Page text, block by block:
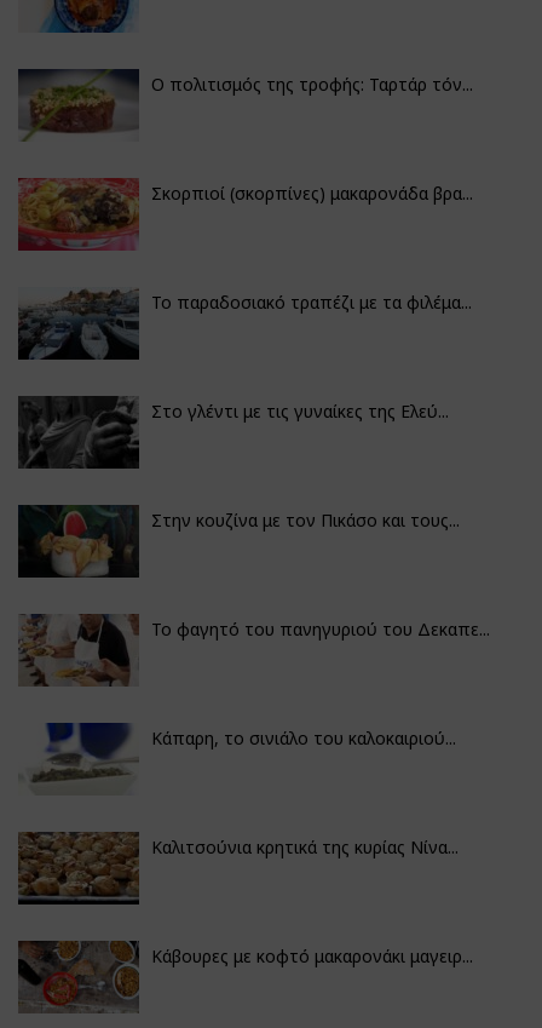
Ο πολιτισμός της τροφής: Ταρτάρ τόν...
Σκορπιοί (σκορπίνες) μακαρονάδα βρα...
Το παραδοσιακό τραπέζι με τα φιλέμα...
Στο γλέντι με τις γυναίκες της Ελεύ...
Στην κουζίνα με τον Πικάσο και τους...
Το φαγητό του πανηγυριού του Δεκαπε...
Κάπαρη, το σινιάλο του καλοκαιριού...
Καλιτσούνια κρητικά της κυρίας Νίνα...
Κάβουρες με κοφτό μακαρονάκι μαγειρ...